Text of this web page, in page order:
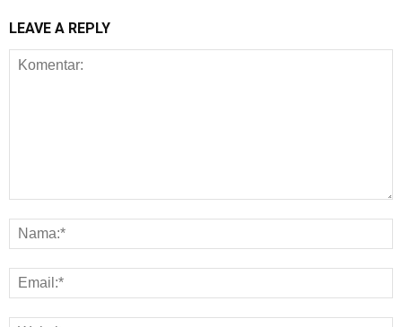
LEAVE A REPLY